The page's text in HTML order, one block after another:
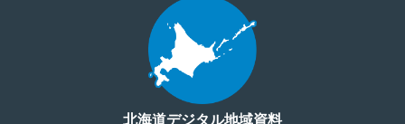
北海道デジタル地域資料